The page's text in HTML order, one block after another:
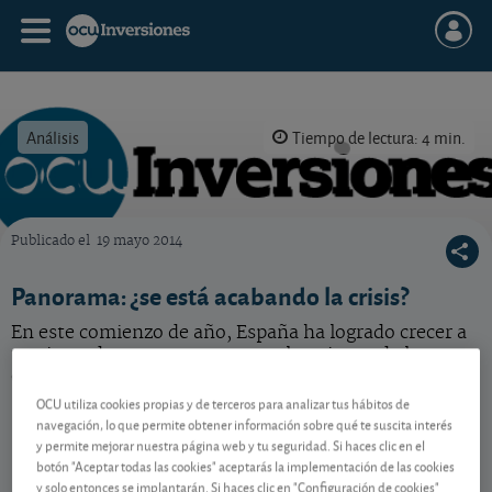
Análisis Tiempo de lectura: 4 min.
Publicado el 19 mayo 2014
Panorama: ¿se está acabando la crisis?
En este comienzo de año, España ha logrado crecer a
un ritmo dos veces mayor que el conjunto de la zona
Contenido reservado a SOCIOS
OCU utiliza cookies propias y de terceros para analizar tus hábitos de
navegación, lo que permite obtener información sobre qué te suscita interés
y permite mejorar nuestra página web y tu seguridad. Si haces clic en el
botón "Aceptar todas las cookies" aceptarás la implementación de las cookies
y solo entonces se implantarán. Si haces clic en "Configuración de cookies"